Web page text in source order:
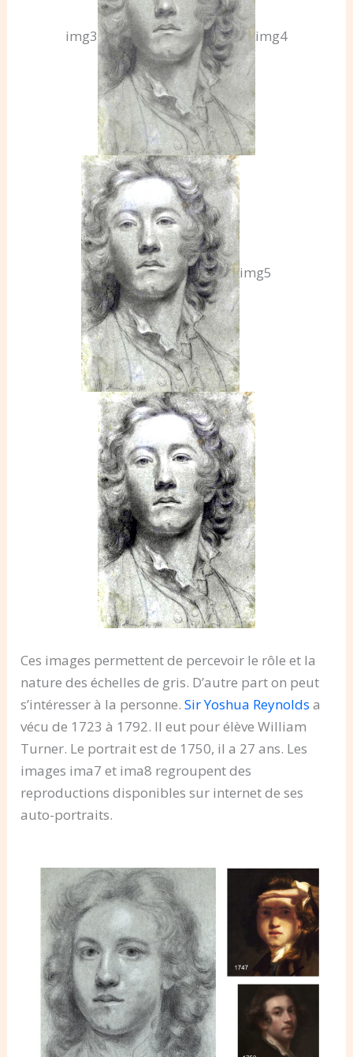
img3 img4
img5
Ces images permettent de percevoir le rôle et la
nature des échelles de gris. D’autre part on peut
s’intéresser à la personne.Sir Yoshua Reynolds a
vécu de 1723 à 1792. Il eut pour élève William
Turner. Le portrait est de 1750, il a 27 ans. Les
images ima7 et ima8 regroupent des
reproductions disponibles sur internet de ses
auto-portraits.